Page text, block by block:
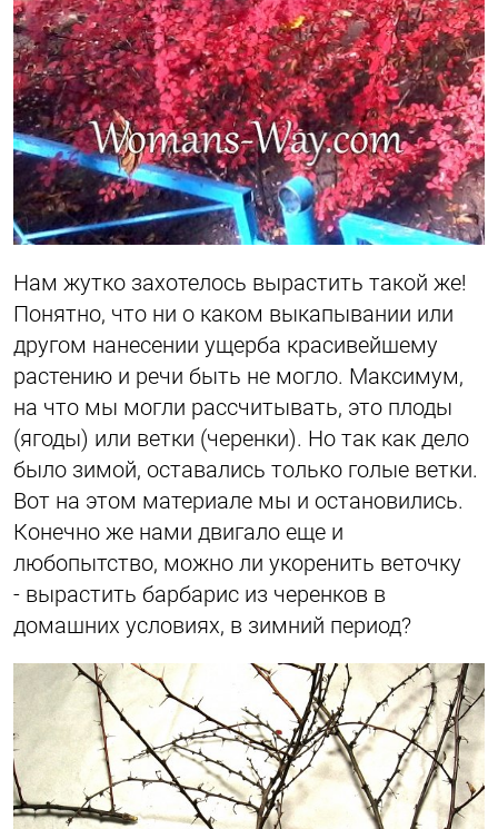
Нам жутко захотелось вырастить такой же!
Понятно, что ни о каком выкапывании или
другом нанесении ущерба красивейшему
растению и речи быть не могло. Максимум,
на что мы могли рассчитывать, это плоды
(ягоды) или ветки (черенки). Но так как дело
было зимой, оставались только голые ветки.
Вот на этом материале мы и остановились.
Конечно же нами двигало еще и
любопытство, можно ли укоренить веточку
- вырастить барбарис из черенков в
домашних условиях, в зимний период?